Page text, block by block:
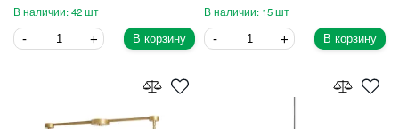
42
В корзину
15
В корзину